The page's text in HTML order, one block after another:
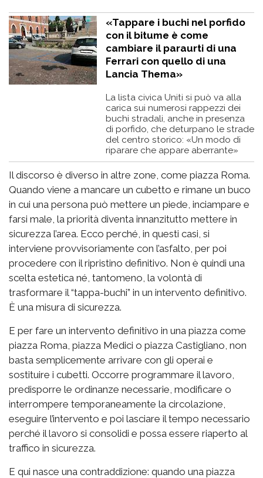
«Tappare i buchi nel porfido
con il bitume è come
cambiare il paraurti di una
Ferrari con quello di una
Lancia Thema»
La lista civica Uniti si può va alla
carica sui numerosi rappezzi dei
buchi stradali, anche in presenza
di porfido, che deturpano le strade
del centro storico: «Un modo di
riparare che appare aberrante»
Il discorso è diverso in altre zone, come piazza Roma.
Quando viene a mancare un cubetto e rimane un buco
in cui una persona può mettere un piede, inciampare e
farsi male, la priorità diventa innanzitutto mettere in
sicurezza l’area. Ecco perché, in questi casi, si
interviene provvisoriamente con l’asfalto, per poi
procedere con il ripristino definitivo. Non è quindi una
scelta estetica né, tantomeno, la volontà di
trasformare il “tappa-buchi” in un intervento definitivo.
È una misura di sicurezza.
E per fare un intervento definitivo in una piazza come
piazza Roma, piazza Medici o piazza Castigliano, non
basta semplicemente arrivare con gli operai e
sostituire i cubetti. Occorre programmare il lavoro,
predisporre le ordinanze necessarie, modificare o
interrompere temporaneamente la circolazione,
eseguire l’intervento e poi lasciare il tempo necessario
perché il lavoro si consolidi e possa essere riaperto al
traffico in sicurezza.
E qui nasce una contraddizione: quando una piazza